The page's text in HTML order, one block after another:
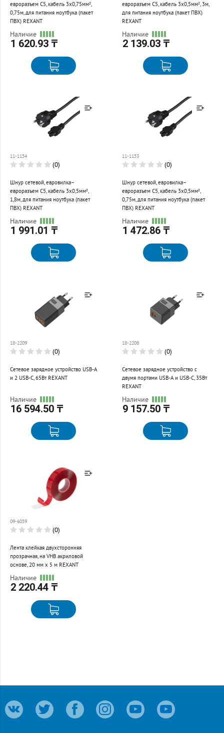
евроразъем С5, кабель 3x0,75мм²,
0,75м, для питания ноутбука (пакет
ПВХ) REXANT
Наличие
1 620.93 ₸
евроразъем С5, кабель 3x0,5мм², 3м,
для питания ноутбука (пакет ПВХ)
REXANT
Наличие
2 139.03 ₸
Товар добавлен к
Перейти
11-1154
(0)
Шнур сетевой, евровилка–
евроразъем С5, кабель 3x0,5мм²,
1,8м, для питания ноутбука (пакет
ПВХ) REXANT
Наличие
1 991.01 ₸
Товар добавлен к
Перейти
11-1153
(0)
Шнур сетевой, евровилка–
евроразъем С5, кабель 3x0,5мм²,
0,75м, для питания ноутбука (пакет
ПВХ) REXANT
Наличие
1 472.86 ₸
Товар добавлен к
Перейти
18-2209
(0)
Сетевое зарядное устройство USB-A
и 2 USB-C, 65Вт REXANT
Наличие
16 594.50 ₸
Товар добавлен к
Перейти
18-2208
(0)
Сетевое зарядное устройство с
двумя портами USB-A и USB-C, 35Вт
REXANT
Наличие
9 157.50 ₸
Товар добавлен к
сравнению
Перейти
09-6059
(0)
Лента клейкая двухсторонняя
прозрачная, на VHB акриловой
основе, 20 мм х 5 м REXANT
Наличие
2 220.44 ₸